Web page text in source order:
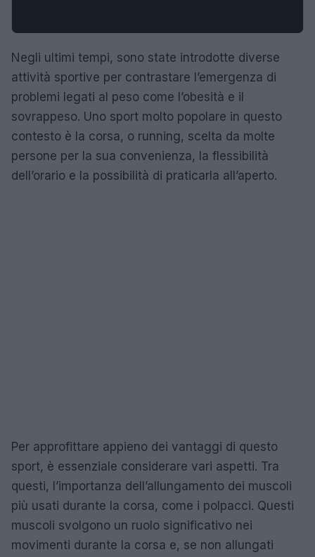
Negli ultimi tempi, sono state introdotte diverse
attività sportive per contrastare l’emergenza di
problemi legati al peso come l’obesità e il
sovrappeso. Uno sport molto popolare in questo
contesto è la corsa, o running, scelta da molte
persone per la sua convenienza, la flessibilità
dell’orario e la possibilità di praticarla all’aperto.
Per approfittare appieno dei vantaggi di questo
sport, è essenziale considerare vari aspetti. Tra
questi, l’importanza dell’allungamento dei muscoli
più usati durante la corsa, come i polpacci. Questi
muscoli svolgono un ruolo significativo nei
movimenti durante la corsa e, se non allungati